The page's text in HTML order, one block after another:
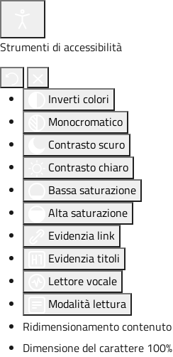
Strumenti di accessibilità
Inverti colori
Monocromatico
Contrasto scuro
Contrasto chiaro
Bassa saturazione
Alta saturazione
Evidenzia link
Evidenzia titoli
Lettore vocale
Modalità lettura
Ridimensionamento contenuto
Dimensione del carattere 100%